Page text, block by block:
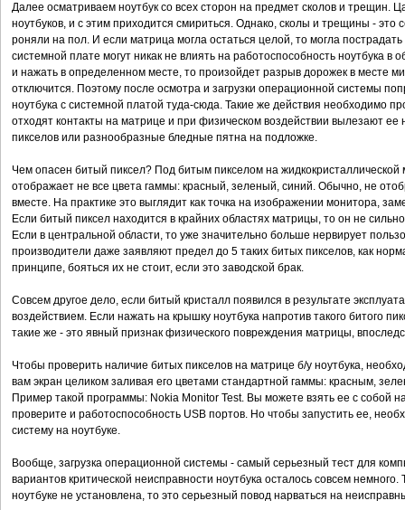
Далее осматриваем ноутбук со всех сторон на предмет сколов и трещин.
ноутбуков, и с этим приходится смириться. Однако, сколы и трещины - это
роняли на пол. И если матрица могла остаться целой, то могла
системной плате могут никак не влиять на работоспособность ноутбука в
и нажать в определенном месте, то произойдет разрыв дорожек в месте
отключится. Поэтому после осмотра и загрузки операционной системы
ноутбука с системной платой туда-сюда. Такие же действия необходимо
отходят контакты на матрице и при физическом воздействии вылезают
пикселов или разнообразные бледные пятна на подложке.
Чем опасен битый пиксел? Под битым пикселом на
отображает не все цвета гаммы: красный, зеленый, синий. Обычно, не
вместе. На практике это выглядит как точка на изображении монитора,
Если битый пиксел находится в крайних областях матрицы, то он не
Если в центральной области, то уже значительно больше нервирует
производители даже заявляют предел до 5 таких битых пикселов, как
принципе, бояться их не стоит, если это заводской брак.
Совсем другое дело, если битый кристалл появился в результате
воздействием. Если нажать на крышку ноутбука напротив такого битого
такие же - это явный признак физического повреждения матрицы,
Чтобы проверить наличие битых пикселов на матрице б/у ноутбука,
вам экран целиком заливая его цветами стандартной гаммы: красным,
Пример такой программы: Nokia Monitor Test. Вы можете взять ее с собой
проверите и работоспособность USB портов. Но чтобы запустить ее,
систему на ноутбуке.
Вообще, загрузка операционной системы - самый серьезный тест для
вариантов критической неисправности ноутбука осталось совсем
ноутбуке не установлена, то это серьезный повод нарваться на